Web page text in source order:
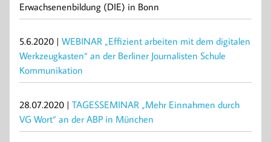
Erwachsenenbildung (DIE) in Bonn
5.6.2020 | WEBINAR „Effizient arbeiten mit dem digitalen
Werkzeugkasten“ an der Berliner Journalisten Schule
Kommunikation
28.07.2020 | TAGESSEMINAR „Mehr Einnahmen durch
VG Wort“ an der ABP in München